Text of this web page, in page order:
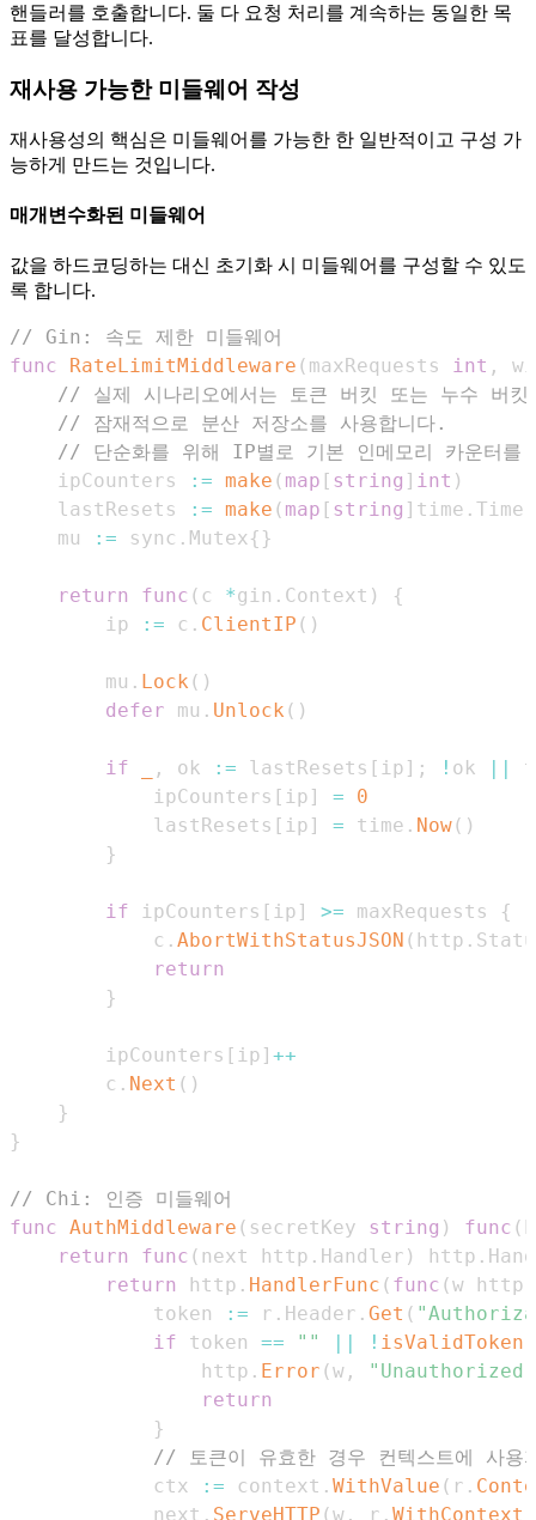
핸들러를 호출합니다. 둘 다 요청 처리를 계속하는 동일한 목
표를 달성합니다.
재사용 가능한 미들웨어 작성
재사용성의 핵심은 미들웨어를 가능한 한 일반적이고 구성 가
능하게 만드는 것입니다.
매개변수화된 미들웨어
값을 하드코딩하는 대신 초기화 시 미들웨어를 구성할 수 있도
록 합니다.
// Gin: 속도 제한 미들웨어
func
RateLimitMiddleware ( maxRequests int ,
// 실제 시나리오에서는 토큰 버킷 또는 누수 버
// 잠재적으로 분산 저장소를 사용합니다.
// 단순화를 위해 IP별로 기본 인메모리 카운터를
    ipCounters
:= make ( map [ string ] int )
    lastResets
:= make ( map [ string ] time . Time
    mu
:= sync . Mutex{ }
return func ( c *gin . Context )
{
        ip
:= c . ClientIP ( )
        mu
. Lock ( )
defer mu . Unlock ( )
if , ok := lastResets [ ip ] ; ! ok ||
            ipCounters
[ ip ] =
0
            lastResets
[ ip ] = time . Now( )
}
if ipCounters [ ip ] >= maxRequests
{
            c
. AbortWithStatusJSON ( http .
return
}
        ipCounters
[ ip ] ++
        c
. Next ( )
}
}
// Chi: 인증 미들웨어
func AuthMiddleware ( secretKey string ) func (
return
func ( next http . Handler ) http .
return
http . HandlerFunc ( func (w http
            token
:= r . Header . Get (
if token == "" || ! isValidToken
                http
. Error (w ,
"Unauthorized"
return
}
// 토큰이 유효한 경우 컨텍스트에 사용
            ctx
:= context . WithValue ( r .
            next
. ServeHTTP (w , r . WithContext